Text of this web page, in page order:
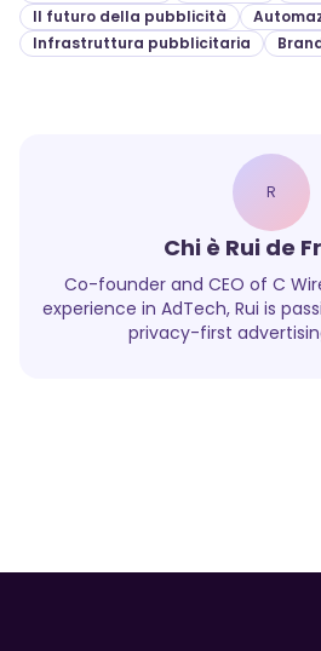
Il futuro della pubblicità
Infrastruttura pubblicitaria
R
Chi è Rui de
Co-founder and CEO of C
experience in AdTech, Rui is
privacy-first